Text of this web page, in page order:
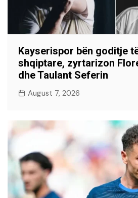
Kayserispor bën goditje
shqiptare, zyrtarizon
dhe Taulant Seferin
August 7, 2026